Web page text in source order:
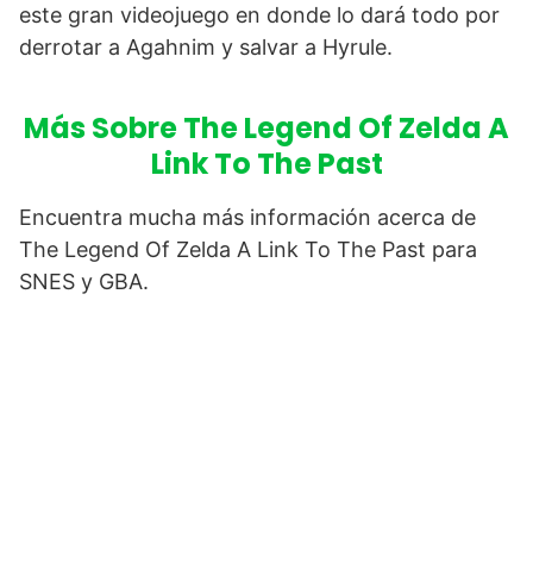
este gran videojuego en donde lo dará todo por
derrotar a Agahnim y salvar a Hyrule.
Más Sobre The Legend Of Zelda A
Link To The Past
Encuentra mucha más información acerca de
The Legend Of Zelda A Link To The Past para
SNES y GBA.